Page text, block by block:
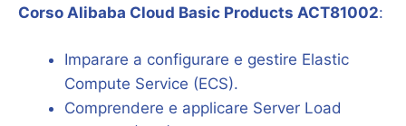
Corso Alibaba Cloud Basic Products ACT81002:
Imparare a configurare e gestire Elastic
Compute Service (ECS).
Comprendere e applicare Server Load